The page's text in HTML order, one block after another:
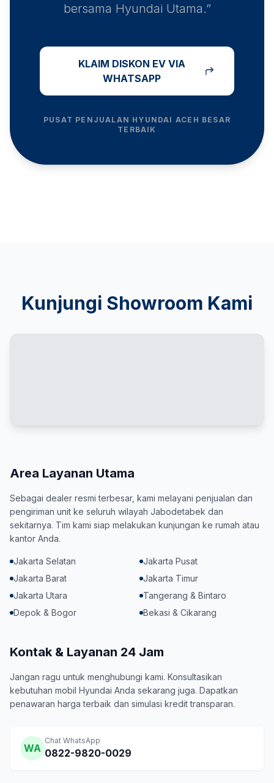
bersama Hyundai Utama.”
KLAIM DISKON EV VIA
WHATSAPP
PUSAT PENJUALAN HYUNDAI ACEH BESAR
TERBAIK
Kunjungi Showroom Kami
Area Layanan Utama
Sebagai dealer resmi terbesar, kami melayani penjualan dan
pengiriman unit ke seluruh wilayah Jabodetabek dan
sekitarnya. Tim kami siap melakukan kunjungan ke rumah atau
kantor Anda.
Jakarta Selatan
Jakarta Pusat
Jakarta Barat
Jakarta Timur
Jakarta Utara
Tangerang & Bintaro
Depok & Bogor
Bekasi & Cikarang
Kontak & Layanan 24 Jam
Jangan ragu untuk menghubungi kami. Konsultasikan
kebutuhan mobil Hyundai Anda sekarang juga. Dapatkan
penawaran harga terbaik dan simulasi kredit transparan.
WA
Chat WhatsApp
0822-9820-0029